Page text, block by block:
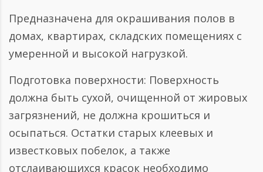
Предназначена для окрашивания полов в
домах, квартирах, складских помещениях с
умеренной и высокой нагрузкой.
Подготовка поверхности: Поверхность
должна быть сухой, очищенной от жировых
загрязнений, не должна крошиться и
осыпаться. Остатки старых клеевых и
известковых побелок, а также
отслаивающихся красок необходимо